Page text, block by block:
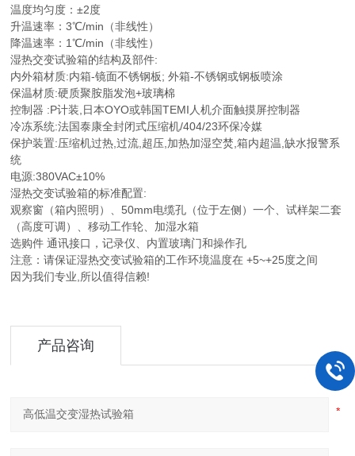
温度均匀度：±2度
升温速率：3℃/min（非线性）
降温速率：1℃/min（非线性）
湿热交变试验箱的结构及部件:
内外箱材质:内箱-镜面不锈钢板; 外箱-不锈钢或钢板喷涂
保温材质:硬质聚胺脂发泡+玻璃棉
控制器 :P计装,日本OYO或韩国TEMI人机介面触摸屏控制器
冷冻系统:法国泰康全封闭式压缩机/404/23环保冷媒
保护装置:压缩机过热,过流,超压,加热加湿空焚,箱内超温,缺水报警系
统
电源:380VAC±10%
湿热交变试验箱的标准配置:
观察窗（箱内照明）、50mm电缆孔（位于左侧）一个、试样架二套
（高度可调）、移动工作轮、加湿水箱
选购件 通讯接口，记录仪、内置玻璃门和操作孔
注意：请保证湿热交变试验箱的工作环境温度在 +5~+25度之间
因为我们专业,所以值得信赖!
产品咨询